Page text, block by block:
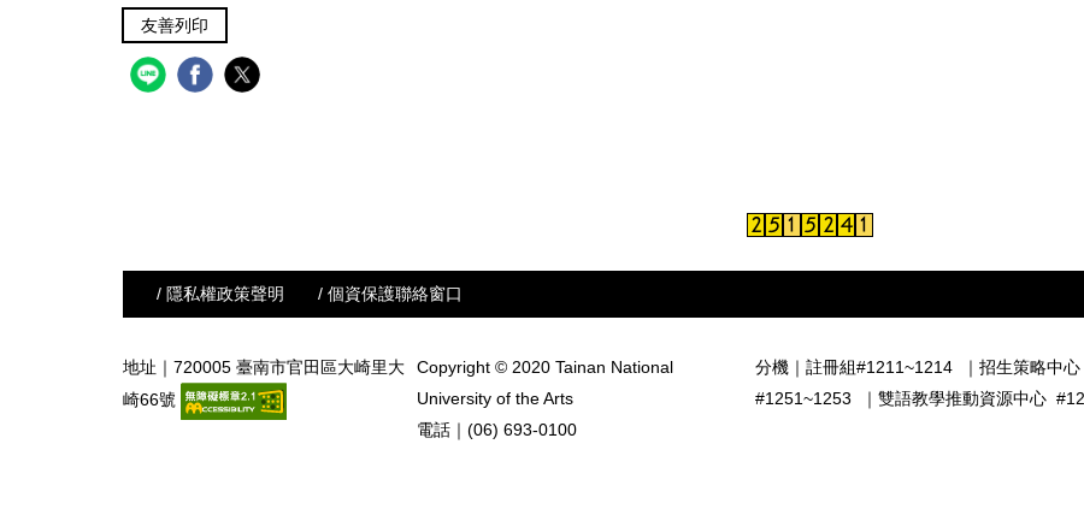
友善列印
/ 隱私權政策聲明 / 個資保護聯絡窗口
地址｜720005 臺南市官田區大崎里大
崎66號
Copyright © 2020 Tainan National
University of the Arts
電話｜(06) 693-0100
分機｜註冊組#1211~1214 ｜招生策略中
#1251~1253
｜雙語教學推動資源中心